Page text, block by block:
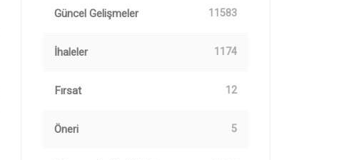
Güncel Gelişmeler 11583
İhaleler 1174
Fırsat 12
Öneri 5